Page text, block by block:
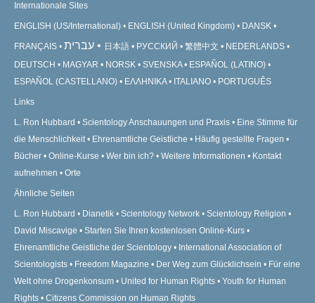
Internationale Sites
ENGLISH (US/International) ENGLISH (United Kingdom) DANSK
FRANÇAIS עברית 日本語 РУССКИЙ 繁體中文
NEDERLANDS
DEUTSCH
MAGYAR NORSK SVENSKA
ESPAÑOL (LATINO)
ESPAÑOL (CASTELLANO)
ΕΛΛΗΝΙΚA ITALIANO PORTUGUÊS
Links
L. Ron Hubbard Scientology Anschauungen und Praxis
Eine Stimme für
die Menschlichkeit
Ehrenamtliche Geistliche
Häufig gestellte Fragen
Bücher
Online-Kurse Wer bin ich? Weitere Informationen
Kontakt
aufnehmen
Orte
Ähnliche Seiten
L. Ron Hubbard Dianetik Scientology Network
Scientology Religion
David Miscavige
Starten Sie Ihren kostenlosen Online-Kurs
Ehrenamtliche Geistliche der Scientology
International Association of
Scientologists
Freedom Magazine Der Weg zum Glücklichsein
Für eine
Welt ohne Drogenkonsum
United for Human Rights
Youth for Human
Rights
Citizens Commission on Human Rights